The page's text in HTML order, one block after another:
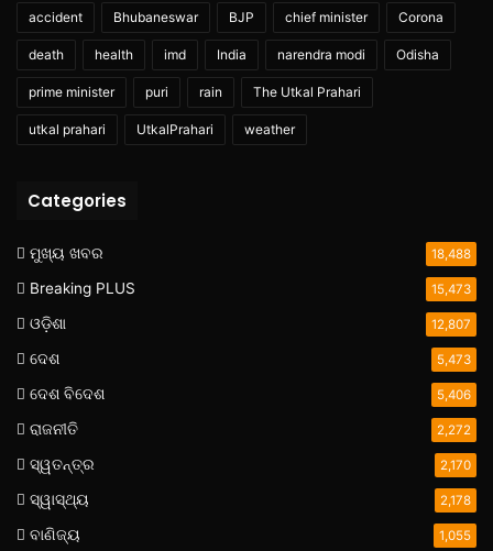
accident Bhubaneswar BJP chief minister Corona
death health imd India narendra modi Odisha
prime minister puri rain The Utkal Prahari
utkal prahari UtkalPrahari weather
Categories
ମୁଖ୍ୟ ଖବର 18,488
Breaking PLUS 15,473
ଓଡ଼ିଶା 12,807
ଦେଶ 5,473
ଦେଶ ବିଦେଶ 5,406
ରାଜନୀତି 2,272
ସ୍ୱତନ୍ତ୍ର 2,170
ସ୍ୱାସ୍ଥ୍ୟ 2,178
ବାଣିଜ୍ୟ 1,055